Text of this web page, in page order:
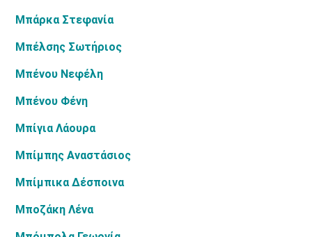
Μπάρκα Στεφανία
Μπέλσης Σωτήριος
Μπένου Νεφέλη
Μπένου Φένη
Μπίγια Λάουρα
Μπίμπης Αναστάσιος
Μπίμπικα Δέσποινα
Μποζάκη Λένα